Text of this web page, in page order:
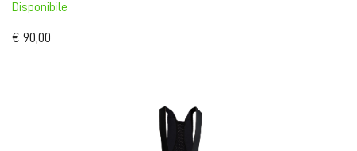
Disponibile
€ 90,00